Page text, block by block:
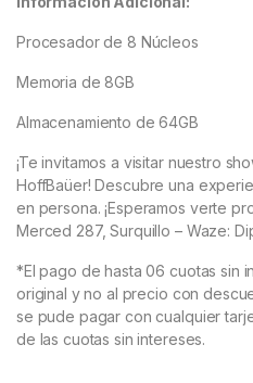
Procesador de 8 Núcleos
Memoria de 8GB
Almacenamiento de 64GB
¡Te invitamos a visitar nuestro
HoffBaüer! Descubre una
en persona. ¡Esperamos verte
Merced 287, Surquillo – Waze:
*El pago de hasta 06 cuotas sin
original y no al precio con
se pude pagar con cualquier
de las cuotas sin intereses.